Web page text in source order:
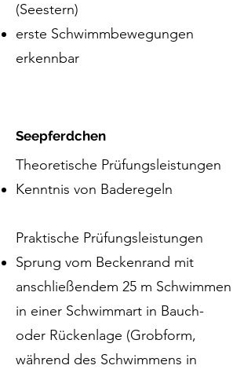
(Seestern)
erste Schwimmbewegungen
erkennbar
Seepferdchen
Theoretische Prüfungsleistungen
Kenntnis von Baderegeln
Praktische Prüfungsleistungen
Sprung vom Beckenrand mit
anschließendem 25 m Schwimmen
in einer Schwimmart in Bauch-
oder Rückenlage (Grobform,
während des Schwimmens in